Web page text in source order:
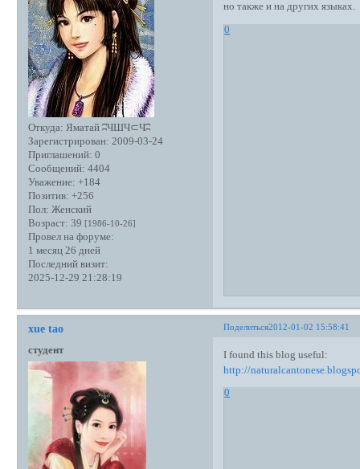
Откуда: Яматай ʭЧШЧ⊂Чʭ
Зарегистрирован: 2009-03-24
Приглашений: 0
Сообщений: 4404
Уважение: +184
Позитив: +256
Пол: Женский
Возраст: 39 [1986-10-26]
Провел на форуме:
1 месяц 26 дней
Последний визит:
2025-12-29 21:28:19
но также и на других языках.
0
Поделиться2012-01-02 15:58:41
xue tao
студент
I found this blog useful:
http://
0